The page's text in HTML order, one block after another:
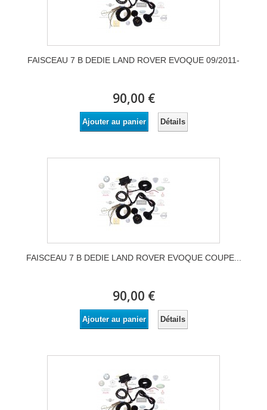
FAISCEAU 7 B DEDIE LAND ROVER EVOQUE 09/2011-
90,00 €
Ajouter au panier Détails
FAISCEAU 7 B DEDIE LAND ROVER EVOQUE COUPE...
90,00 €
Ajouter au panier Détails